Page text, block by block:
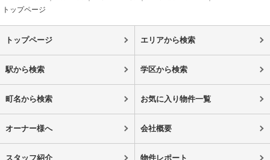
トップページ
トップページ エリアから検索
駅から検索 学区から検索
町名から検索 お気に入り物件一覧
オーナー様へ 会社概要
スタッフ紹介 物件レポート